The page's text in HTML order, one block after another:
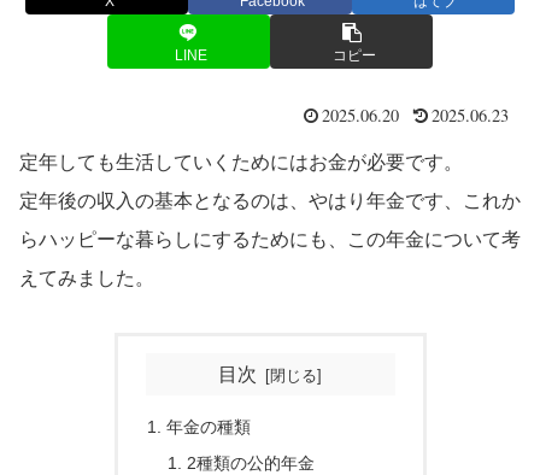
LINE コピー
2025.06.20 2025.06.23
定年しても生活していくためにはお金が必要です。
定年後の収入の基本となるのは、やはり年金です、これか
らハッピーな暮らしにするためにも、この年金について考
えてみました。
目次
年金の種類
2種類の公的年金